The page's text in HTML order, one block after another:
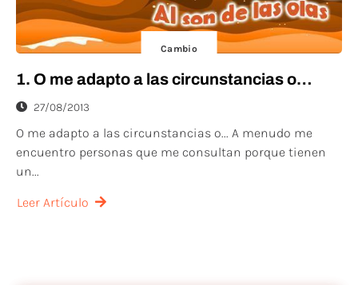
Cambio
1. O me adapto a las circunstancias o…
27/08/2013
O me adapto a las circunstancias o... A menudo me
encuentro personas que me consultan porque tienen
un...
Leer Artículo